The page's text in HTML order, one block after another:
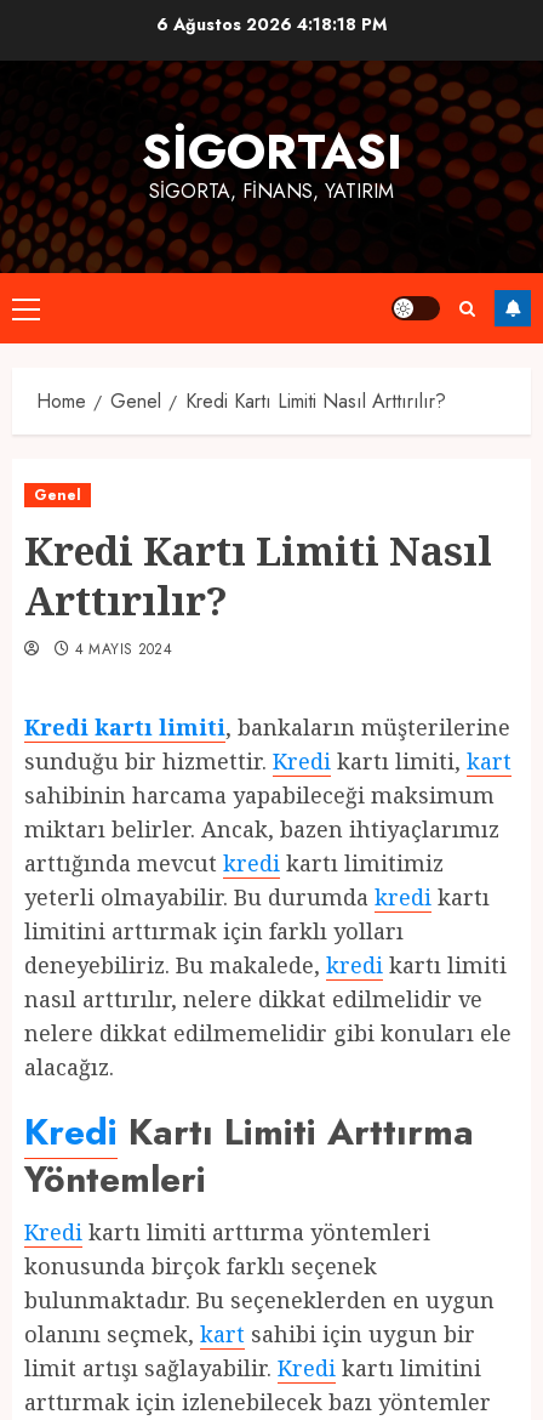
6 Ağustos 2026 4:18:18 PM
SIGORTASI
SIGORTA, FINANS, YATIRIM
Primary
Menu
Home Genel Kredi Kartı Limiti Nasıl Arttırılır?
Genel
Kredi Kartı Limiti Nasıl
Arttırılır?
4 MAYIS 2024
Kredi kartı limiti, bankaların müşterilerine
sunduğu bir hizmettir. Kredi kartı limiti, kart
sahibinin harcama yapabileceği maksimum
miktarı belirler. Ancak, bazen ihtiyaçlarımız
arttığında mevcut kredi kartı limitimiz
yeterli olmayabilir. Bu durumda kredi kartı
limitini arttırmak için farklı yolları
deneyebiliriz. Bu makalede, kredi kartı limiti
nasıl arttırılır, nelere dikkat edilmelidir ve
nelere dikkat edilmemelidir gibi konuları ele
alacağız.
Kredi Kartı Limiti Arttırma
Yöntemleri
Kredi kartı limiti arttırma yöntemleri
konusunda birçok farklı seçenek
bulunmaktadır. Bu seçeneklerden en uygun
olanını seçmek, kart sahibi için uygun bir
limit artışı sağlayabilir. Kredi kartı limitini
arttırmak için izlenebilecek bazı yöntemler